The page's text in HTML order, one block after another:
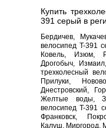
Купить
391 серый в
Бердичев,
велосипед T-391
Ковель, Изюм,
Дрогобыч,
трехколесный
Прилуки,
Днестровский,
Желтые воды,
велосипед T-391
Франковск,
Калуш, Миргород,